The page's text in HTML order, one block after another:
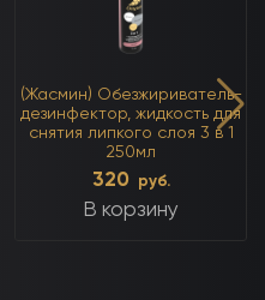
(Жасмин) Обезжириватель-
дезинфектор, жидкость для
снятия липкого слоя 3 в 1
250мл
320 руб.
В корзину